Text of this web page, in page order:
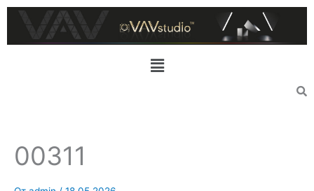
Перейти
содержимому
Меню
00311